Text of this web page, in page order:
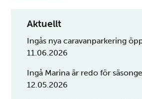
Aktuellt
Ingås nya caravanparkering
11.06.2026
Ingå Marina är redo för
12.05.2026